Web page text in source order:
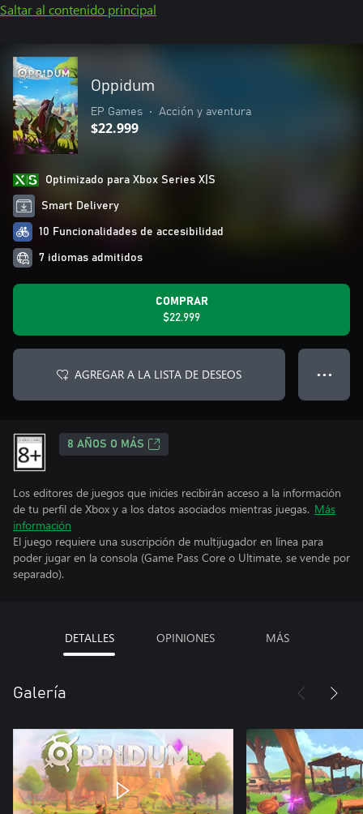
Saltar al contenido principal
Oppidum
EP Games • Acción y aventura
$22.999
Optimizado para Xbox Series X|S
Smart Delivery
10 Funcionalidades de accesibilidad
7 idiomas admitidos
COMPRAR
$22.999
AGREGAR A LA LISTA DE DESEOS ● ● ●
8 AÑOS O MÁS
Los editores de juegos que inicies recibirán acceso a la información
de tu perfil de Xbox y a los datos asociados mientras juegas. Más
información
El juego requiere una suscripción de multijugador en línea para
poder jugar en la consola (Game Pass Core o Ultimate, se vende por
separado).
DETALLES OPINIONES MÁS
Galería